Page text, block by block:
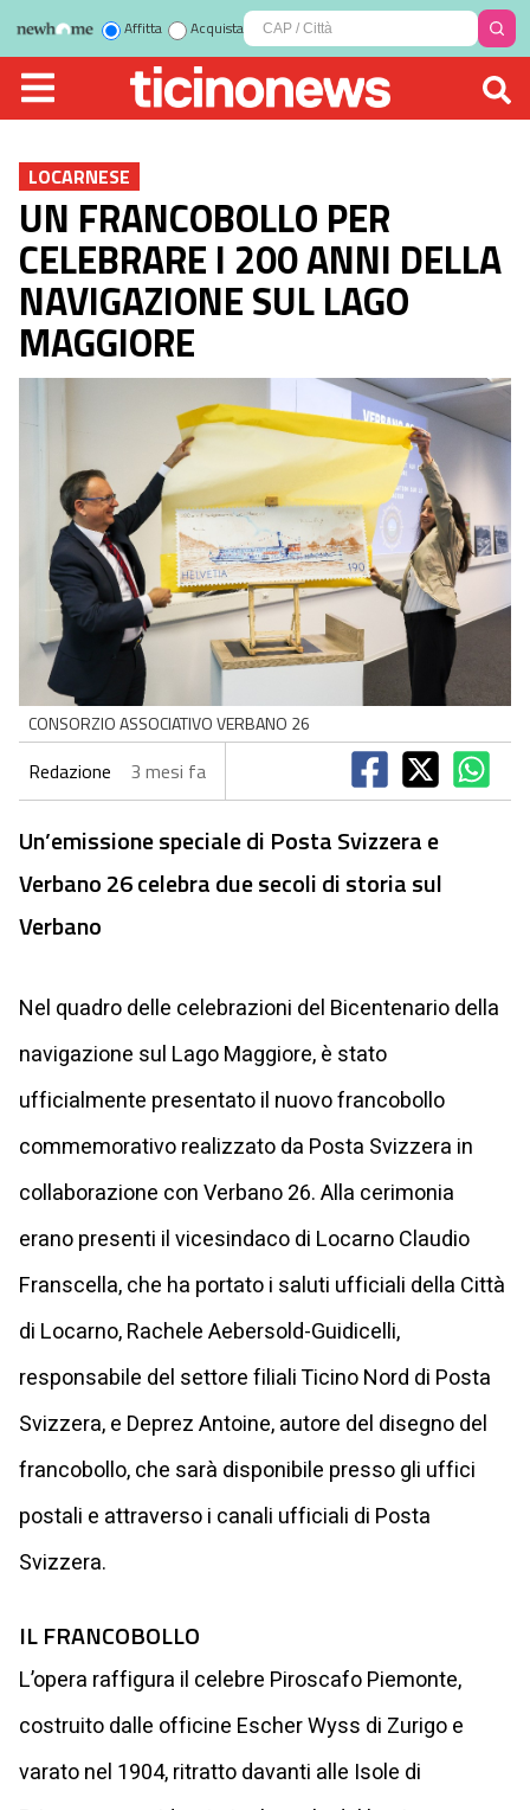
Affitta Acquista
LOCARNESE
UN FRANCOBOLLO PER
CELEBRARE I 200 ANNI DELLA
NAVIGAZIONE SUL LAGO
MAGGIORE
CONSORZIO ASSOCIATIVO VERBANO 26
Redazione 3 mesi fa
Un’emissione speciale di Posta Svizzera e
Verbano 26 celebra due secoli di storia sul
Verbano
Nel quadro delle celebrazioni del Bicentenario della
navigazione sul Lago Maggiore, è stato
ufficialmente presentato il nuovo francobollo
commemorativo realizzato da Posta Svizzera in
collaborazione con Verbano 26. Alla cerimonia
erano presenti il vicesindaco di Locarno Claudio
Franscella, che ha portato i saluti ufficiali della Città
di Locarno, Rachele Aebersold-Guidicelli,
responsabile del settore filiali Ticino Nord di Posta
Svizzera, e Deprez Antoine, autore del disegno del
francobollo, che sarà disponibile presso gli uffici
postali e attraverso i canali ufficiali di Posta
Svizzera.
IL FRANCOBOLLO
L’opera raffigura il celebre Piroscafo Piemonte,
costruito dalle officine Escher Wyss di Zurigo e
varato nel 1904, ritratto davanti alle Isole di